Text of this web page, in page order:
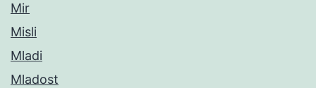
Mir
Misli
Mladi
Mladost